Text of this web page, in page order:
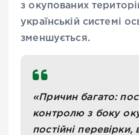
з окупованих
українській системі
зменшується.
«Причин багато:
контролю з боку
постійні перевірки,